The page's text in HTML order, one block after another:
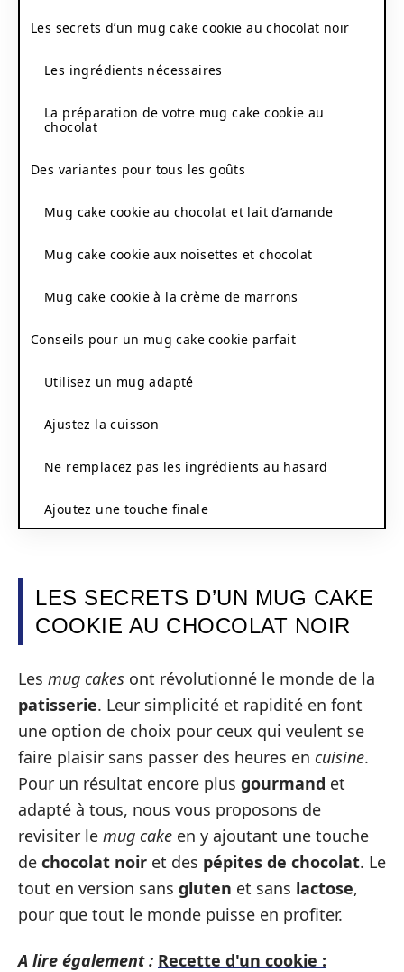
Les secrets d’un mug cake cookie au chocolat noir
Les ingrédients nécessaires
La préparation de votre mug cake cookie au
chocolat
Des variantes pour tous les goûts
Mug cake cookie au chocolat et lait d’amande
Mug cake cookie aux noisettes et chocolat
Mug cake cookie à la crème de marrons
Conseils pour un mug cake cookie parfait
Utilisez un mug adapté
Ajustez la cuisson
Ne remplacez pas les ingrédients au hasard
Ajoutez une touche finale
LES SECRETS D’UN MUG CAKE
COOKIE AU CHOCOLAT NOIR
Les mug cakes ont révolutionné le monde de la
patisserie. Leur simplicité et rapidité en font
une option de choix pour ceux qui veulent se
faire plaisir sans passer des heures en cuisine.
Pour un résultat encore plus gourmand et
adapté à tous, nous vous proposons de
revisiter le mug cake en y ajoutant une touche
de chocolat noir et des pépites de chocolat. Le
tout en version sans gluten et sans lactose,
pour que tout le monde puisse en profiter.
A lire également : Recette d'un cookie :